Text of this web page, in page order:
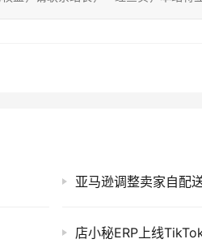
亚马逊调整卖家自配
店小秘ERP上线